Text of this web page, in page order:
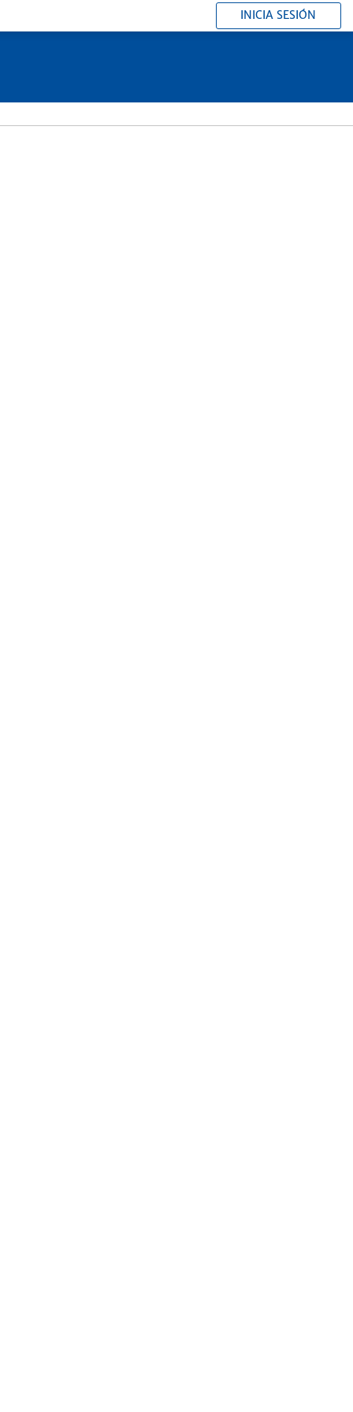
INICIA SESIÓN